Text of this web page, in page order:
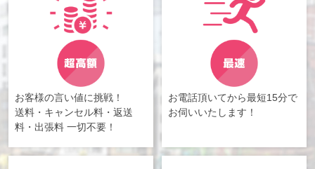
お客様の言い値に挑戦！
送料・キャンセル料・返送
料・出張料 一切不要！
お電話頂いてから最短15分で
お伺いいたします！